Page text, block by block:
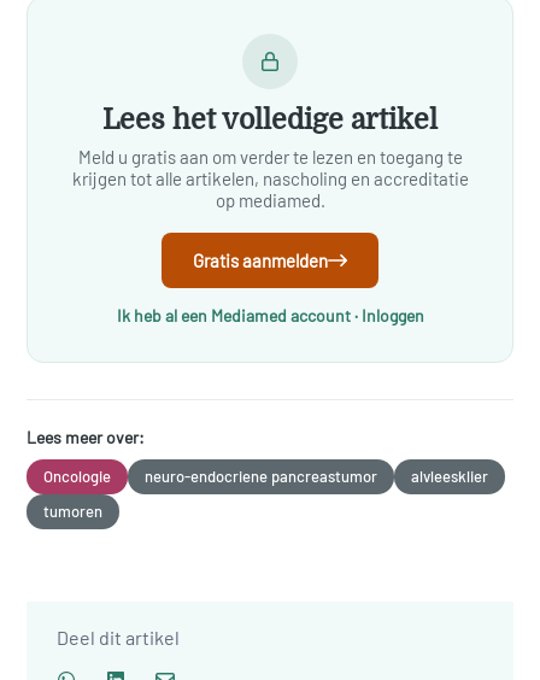
Lees het volledige artikel
Meld u gratis aan om verder te lezen en toegang te
krijgen tot alle artikelen, nascholing en accreditatie
op mediamed.
Gratis aanmelden
Ik heb al een Mediamed account · Inloggen
Lees meer over:
Oncologie neuro-endocriene pancreastumor
alvleesklier
tumoren
Deel dit artikel